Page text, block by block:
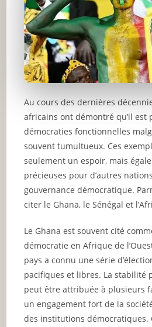
Au cours des dernières
africains ont démontré qu’il est
démocraties fonctionnelles
souvent tumultueux. Ces
seulement un espoir, mais
précieuses pour d’autres
gouvernance démocratique.
citer le Ghana, le Sénégal et
Le Ghana est souvent cité
démocratie en Afrique de
pays a connu une série
pacifiques et libres. La stabilité
peut être attribuée à plusieurs
un engagement fort de la
des institutions démocratiques.